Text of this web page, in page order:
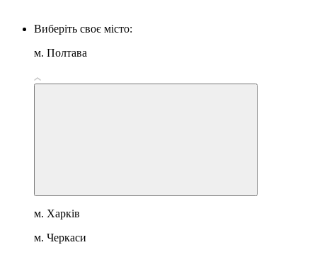
Виберіть своє місто:
м. Полтава
м. Харків
м. Черкаси